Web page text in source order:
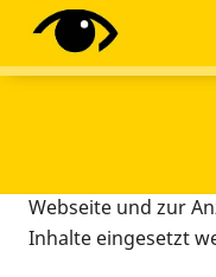
Diese Webseite
Tracking-Tools ein.
Webseite und zur
Inhalte eingesetzt